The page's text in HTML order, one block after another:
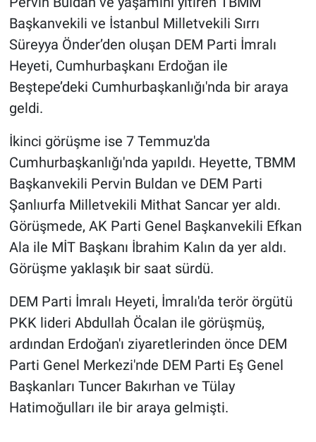
Başkanvekili ve İstanbul Milletvekili Sırrı
Süreyya Önder’den oluşan DEM Parti İmralı
Heyeti, Cumhurbaşkanı Erdoğan ile
Beştepe’deki Cumhurbaşkanlığı'nda bir araya
geldi.
İkinci görüşme ise 7 Temmuz'da
Cumhurbaşkanlığı'nda yapıldı. Heyette, TBMM
Başkanvekili Pervin Buldan ve DEM Parti
Şanlıurfa Milletvekili Mithat Sancar yer aldı.
Görüşmede, AK Parti Genel Başkanvekili Efkan
Ala ile MİT Başkanı İbrahim Kalın da yer aldı.
Görüşme yaklaşık bir saat sürdü.
DEM Parti İmralı Heyeti, İmralı'da terör örgütü
PKK lideri Abdullah Öcalan ile görüşmüş,
ardından Erdoğan'ı ziyaretlerinden önce DEM
Parti Genel Merkezi'nde DEM Parti Eş Genel
Başkanları Tuncer Bakırhan ve Tülay
Hatimoğulları ile bir araya gelmişti.